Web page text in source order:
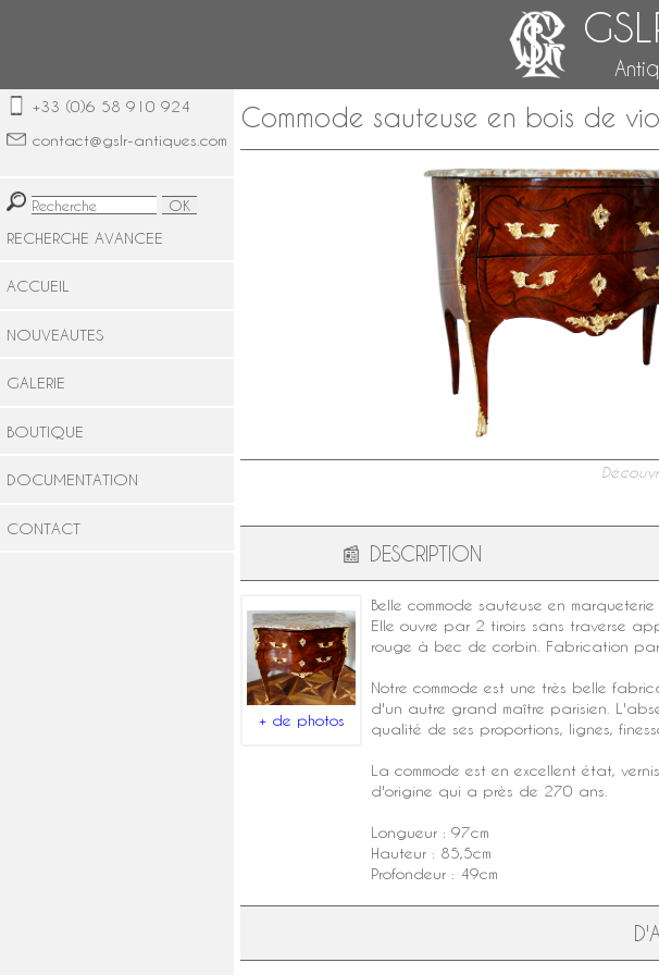
+33 (0)6 58 910 924
contact@gslr-antiques.com
RECHERCHE AVANCEE
ACCUEIL
NOUVEAUTES
GALERIE
BOUTIQUE
DOCUMENTATION
CONTACT
Commode sauteuse en bois de
📰 DESCRIPTION
+ de photos
Belle commode sauteuse en marqueterie
Elle ouvre par 2 tiroirs sans traverse
rouge à bec de corbin. Fabrication
Notre commode est une très belle
d'un autre grand maître parisien.
qualité de ses proportions, lignes,
La commode est en excellent état,
d'origine qui a près de 270 ans.
Longueur : 97cm
Hauteur : 85,5cm
Profondeur : 49cm